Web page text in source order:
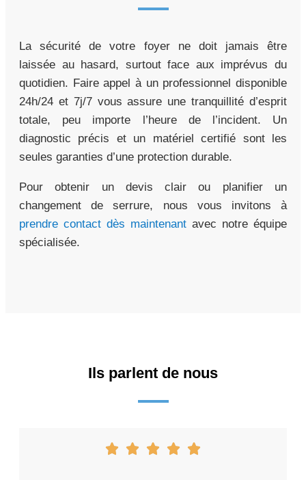
La sécurité de votre foyer ne doit jamais être
laissée au hasard, surtout face aux imprévus du
quotidien. Faire appel à un professionnel disponible
24h/24 et 7j/7 vous assure une tranquillité d’esprit
totale, peu importe l’heure de l’incident. Un
diagnostic précis et un matériel certifié sont les
seules garanties d’une protection durable.
Pour obtenir un devis clair ou planifier un
changement de serrure, nous vous invitons à
prendre contact dès maintenant avec notre équipe
spécialisée.
Ils parlent de nous